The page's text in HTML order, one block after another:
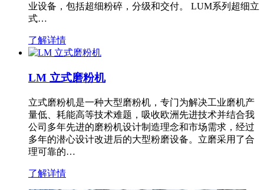
业设备，包括超细粉碎，分级和交付。 LUM系列超细立
式…
了解详情
LM 立式磨粉机
立式磨粉机是一种大型磨粉机，专门为解决工业磨机产
量低、耗能高等技术难题，吸收欧洲先进技术并结合我
公司多年先进的磨粉机设计制造理念和市场需求，经过
多年的潜心设计改进后的大型粉磨设备。立磨采用了合
理可靠的…
了解详情